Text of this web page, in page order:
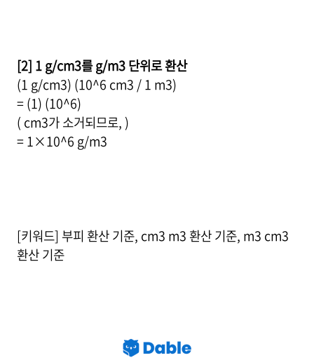
[2] 1 g/cm3를 g/m3 단위로 환산
(1 g/cm3) (10^6 cm3 / 1 m3)
= (1) (10^6)
( cm3가 소거되므로, )
= 1×10^6 g/m3
[키워드] 부피 환산 기준, cm3 m3 환산 기준, m3 cm3
환산 기준